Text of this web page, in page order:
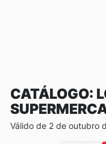
CATÁLOGO:
Válido de 2 de outubro